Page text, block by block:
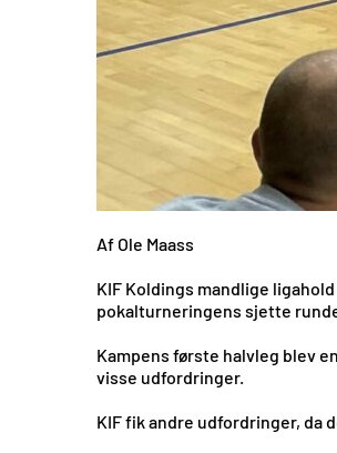
Af Ole Maass
KIF Koldings mandlige
pokalturneringens sjette runde
Kampens første halvleg blev
visse udfordringer.
KIF fik andre udfordringer, da